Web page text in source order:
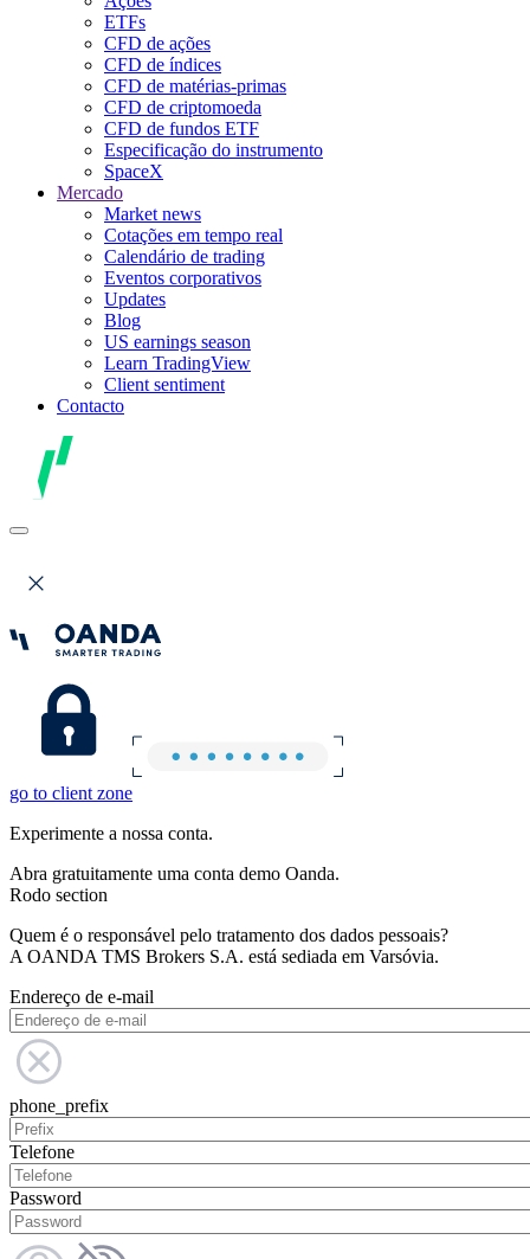
ETFs
CFD de ações
CFD de índices
CFD de matérias-primas
CFD de criptomoeda
CFD de fundos ETF
Especificação do instrumento
SpaceX
Mercado
Market news
Cotações em tempo real
Calendário de trading
Eventos corporativos
Updates
Blog
US earnings season
Learn TradingView
Client sentiment
Contacto
go to client zone
Experimente a nossa conta.
Abra gratuitamente uma conta demo Oanda.
Rodo section
Quem é o responsável pelo tratamento dos dados pessoais?
A OANDA TMS Brokers S.A. está sediada em Varsóvia.
Endereço de e-mail
phone_prefix
Telefone
Password